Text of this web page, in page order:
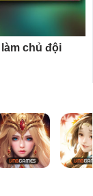
chủ đội